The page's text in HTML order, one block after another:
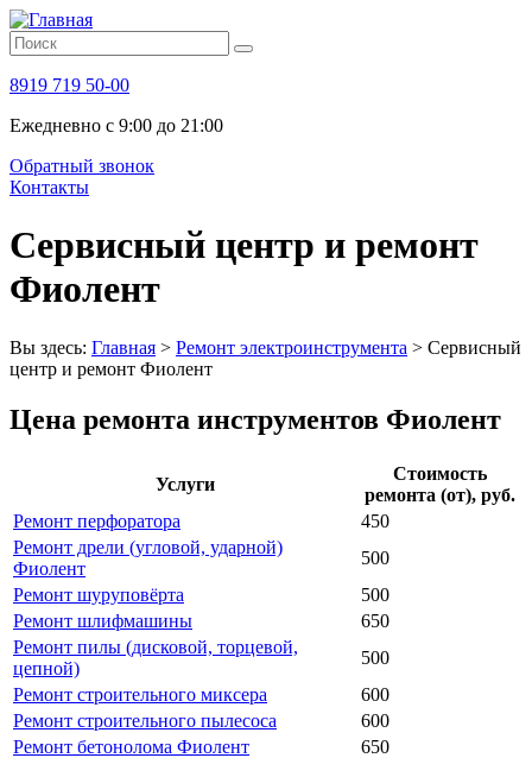
8919 719 50-00
Ежедневно с 9:00 до 21:00
Обратный звонок
Контакты
Сервисный центр и ремонт
Фиолент
Вы здесь: Главная > Ремонт электроинструмента > Сервисный
центр и ремонт Фиолент
Цена ремонта инструментов Фиолент
Услуги
Стоимость
ремонта (от), руб.
Ремонт перфоратора
450
Ремонт дрели (угловой, ударной)
Фиолент
500
Ремонт шуруповёрта
500
Ремонт шлифмашины
650
Ремонт пилы (дисковой, торцевой,
цепной)
500
Ремонт строительного миксера
600
Ремонт строительного пылесоса
600
Ремонт бетонолома Фиолент
650